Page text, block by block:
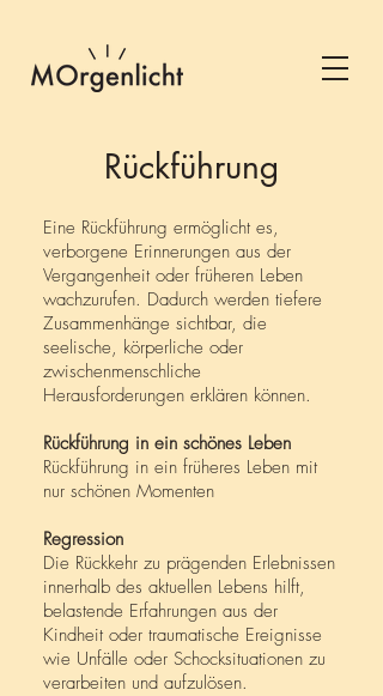
Rückführung
Eine Rückführung ermöglicht es,
verborgene Erinnerungen aus der
Vergangenheit oder früheren Leben
wachzurufen. Dadurch werden tiefere
Zusammenhänge sichtbar, die
seelische, körperliche oder
zwischenmenschliche
Herausforderungen erklären können.
Rückführung in ein schönes Leben
Rückführung in ein früheres Leben mit
nur schönen Momenten
Regression
Die Rückkehr zu prägenden Erlebnissen
innerhalb des aktuellen Lebens hilft,
belastende Erfahrungen aus der
Kindheit oder traumatische Ereignisse
wie Unfälle oder Schocksituationen zu
verarbeiten und aufzulösen.